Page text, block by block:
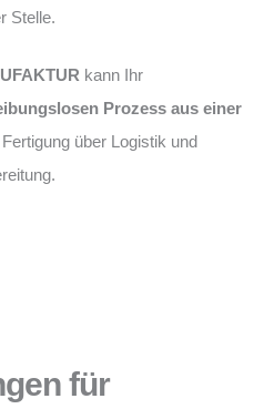
Stelle.
kann Ihr
Prozess aus einer
über Logistik und
für